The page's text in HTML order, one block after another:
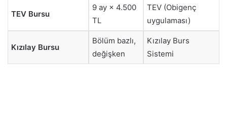
TEV Bursu
9 ay × 4.500
TL
TEV (Obigenç
uygulaması)
Kızılay Bursu
Bölüm bazlı,
değişken
Kızılay Burs
Sistemi